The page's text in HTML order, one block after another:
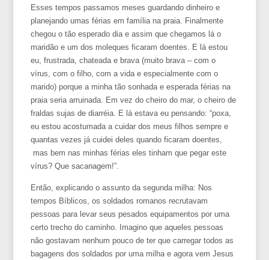
Esses tempos passamos meses guardando dinheiro e
planejando umas férias em família na praia. Finalmente
chegou o tão esperado dia e assim que chegamos lá o
maridão e um dos moleques ficaram doentes. E lá estou
eu, frustrada, chateada e brava (muito brava – com o
vírus, com o filho, com a vida e especialmente com o
marido) porque a minha tão sonhada e esperada férias na
praia seria arruinada. Em vez do cheiro do mar, o cheiro de
fraldas sujas de diarréia. E lá estava eu pensando: “poxa,
eu estou acostumada a cuidar dos meus filhos sempre e
quantas vezes já cuidei deles quando ficaram doentes,
mas bem nas minhas férias eles tinham que pegar este
vírus? Que sacanagem!”.
Então, explicando o assunto da segunda milha: Nos
tempos Bíblicos, os soldados romanos recrutavam
pessoas para levar seus pesados equipamentos por uma
certo trecho do caminho. Imagino que aqueles pessoas
não gostavam nenhum pouco de ter que carregar todos as
bagagens dos soldados por uma milha e agora vem Jesus